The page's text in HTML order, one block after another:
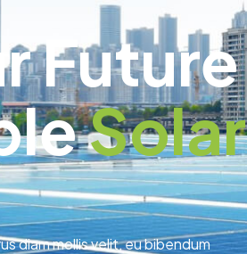
Future
Solar
diam mollis velit, eu bibendum